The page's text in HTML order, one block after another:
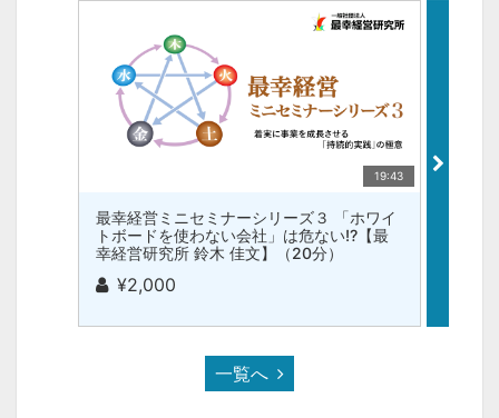
19:43
最幸経営ミニセミナーシリーズ３ 「ホワイ
トボードを使わない会社」は危ない!?【最
幸経営研究所 鈴木 佳文】（20分）
¥2,000
一覧へ